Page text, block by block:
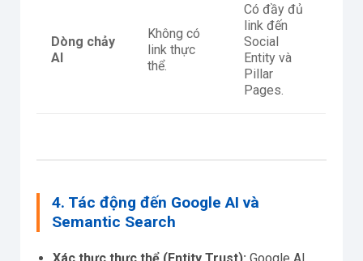
Dòng chảy
AI
Không có
link thực
thể.
Có đầy đủ
link đến
Social
Entity và
Pillar
Pages.
4. Tác động đến Google AI và
Semantic Search